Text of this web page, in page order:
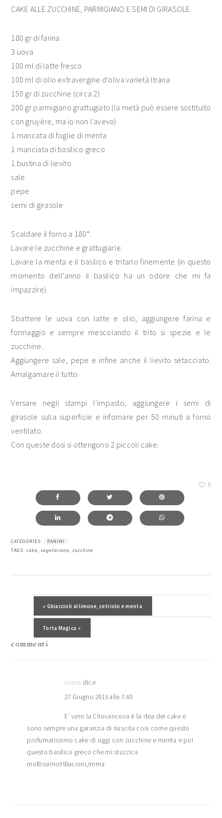
CAKE ALLE ZUCCHINE, PARMIGIANO E SEMI DI GIRASOLE
180 gr di farina
3 uova
100 ml di latte fresco
100 ml di olio extravergine d’oliva varietà Itrana
150 gr di zucchine (circa 2)
200 gr parmigiano grattugiato (la metà può essere sostituito
con gruyère, ma io non l’avevo)
1 mancata di foglie di menta
1 manciata di basilico greco
1 bustina di lievito
sale
pepe
semi di girasole
Scaldare il forno a 180°.
Lavare le zucchine e grattugiarle.
Lavare la menta e il basilico e tritarlo finemente (in questo
momento dell’anno il basilico ha un odore che mi fa
impazzire).
Sbattere le uova con latte e olio, aggiungere farina e
formaggio e sempre mescolando il trito si spezie e le
zucchine.
Aggiungere sale, pepe e infine anche il lievito setacciato.
Amalgamare il tutto.
Versare negli stampi l’impasto, aggiungere i semi di
girasole sulla superficie e infornare per 50 minuti a forno
ventilato.
Con queste dosi si ottengono 2 piccoli cake.
0
CATEGORIES:
PANINI
TAGS:cake,vegetariano,zucchine
Post precedente:
« Ghiaccioli al limone, cetriolo e menta
Post successivo:
Torta Magica »
lettore
commenti
imma dice
27 Giugno 2013 alle 7:40
E’ vero la Chovancova è la dea dei cake e
sono sempre una garanzia di riuscita cosi come questo
profumatissimo cake di oggi con zucchine e menta e poi
questo basilico greco che mi stuzzica
moltissimo!!!Bacioni,Imma